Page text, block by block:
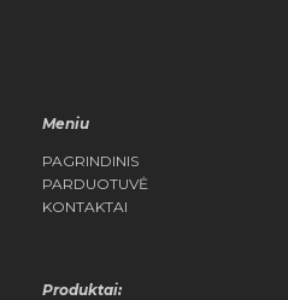
Meniu
PAGRINDINIS
PARDUOTUVĖ
KONTAKTAI
Produktai: